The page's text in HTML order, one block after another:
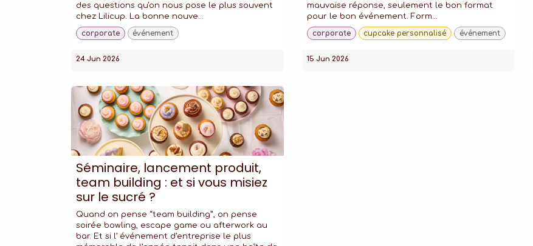
des questions qu'on nous pose le plus souvent
chez Lilicup. La bonne nouve...
corporate événement
24 Jun 2026
mauvaise réponse, seulement le bon format
pour le bon événement. Form...
corporate cupcake personnalisé événement
15 Jun 2026
Séminaire, lancement produit,
team building : et si vous misiez
sur le sucré ?
Quand on pense “team building”, on pense
soirée bowling, escape game ou afterwork au
bar. Et si l’ événement d’entreprise le plus